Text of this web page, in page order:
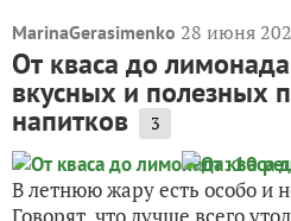
MarinaGerasimenko 28 июня
От кваса до
вкусных и полезных
напитков 3
В летнюю жару есть особо и
Говорят, что лучше всего